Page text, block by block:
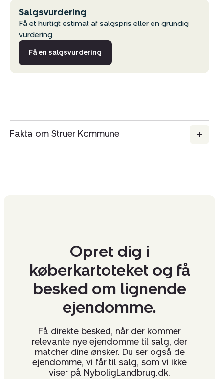
Salgsvurdering
Få et hurtigt estimat af salgspris eller en grundig
vurdering.
Få en salgsvurdering
Fakta om Struer Kommune
Opret dig i
køberkartoteket og få
besked om lignende
ejendomme.
Få direkte besked, når der kommer
relevante nye ejendomme til salg, der
matcher dine ønsker. Du ser også de
ejendomme, vi får til salg, som vi ikke
viser på NyboligLandbrug.dk.
Del via mail